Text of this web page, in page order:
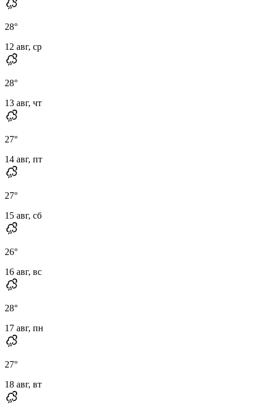
28°
12 авг, ср
28°
13 авг, чт
27°
14 авг, пт
27°
15 авг, сб
26°
16 авг, вс
28°
17 авг, пн
27°
18 авг, вт